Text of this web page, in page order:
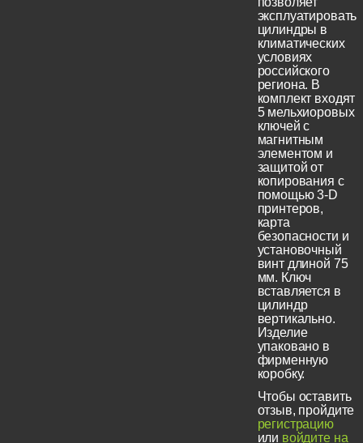
эксплуатировать
цилиндры в
климатических
условиях
российского
региона. В
комплект входят
5 мельхиоровых
ключей с
магнитным
элементом и
защитой от
копирования с
помощью 3-D
принтеров,
карта
безопасности и
установочный
винт длиной 75
мм. Ключ
вставляется в
цилиндр
вертикально.
Изделие
упаковано в
фирменную
коробку.
Чтобы оставить
отзыв, пройдите
регистрацию
или войдите на